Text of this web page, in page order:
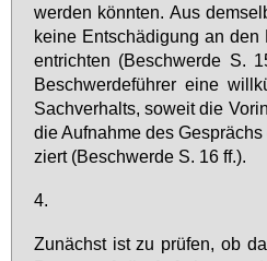
wer­den könn­ten. Aus
kei­ne Ent­schä­di­gung an den
ent­rich­ten (Be­schwer­de S.
Be­schwer­de­füh­rer ei­ne
Sach­ver­halts, so­weit die
die Auf­nah­me des
ziert (Be­schwer­de S. 16 ff.).
4.
Zu­nächst ist zu prü­fen, ob